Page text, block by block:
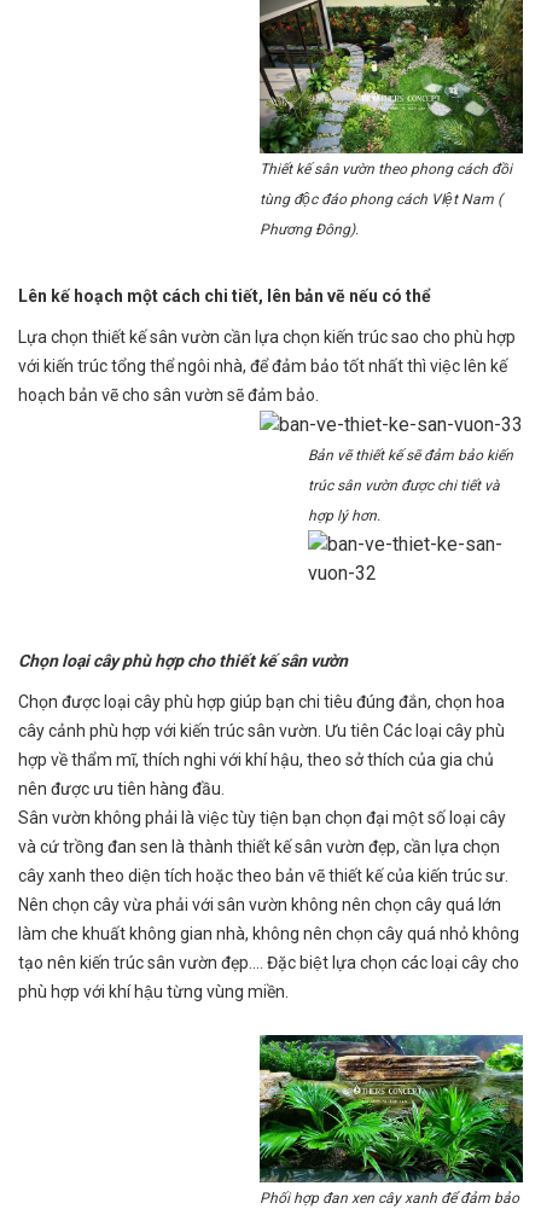
Thiết kế sân vườn theo phong cách đồi
tùng độc đáo phong cách VIệt Nam (
Phương Đông).
Lên kế hoạch một cách chi tiết, lên bản vẽ nếu có thể
Lựa chọn thiết kế sân vườn cần lựa chọn kiến trúc sao cho phù hợp
với kiến trúc tổng thể ngôi nhà, để đảm bảo tốt nhất thì việc lên kế
hoạch bản vẽ cho sân vườn sẽ đảm bảo.
Bản vẽ thiết kế sẽ đảm bảo kiến
trúc sân vườn được chi tiết và
hợp lý hơn.
Chọn loại cây phù hợp cho thiết kế sân vườn
Chọn được loại cây phù hợp giúp bạn chi tiêu đúng đắn, chọn hoa
cây cảnh phù hợp với kiến trúc sân vườn. Ưu tiên Các loại cây phù
hợp về thẩm mĩ, thích nghi với khí hậu, theo sở thích của gia chủ
nên được ưu tiên hàng đầu.
Sân vườn không phải là việc tùy tiện bạn chọn đại một số loại cây
và cứ trồng đan sen là thành thiết kế sân vườn đẹp, cần lựa chọn
cây xanh theo diện tích hoặc theo bản vẽ thiết kế của kiến trúc sư.
Nên chọn cây vừa phải với sân vườn không nên chọn cây quá lớn
làm che khuất không gian nhà, không nên chọn cây quá nhỏ không
tạo nên kiến trúc sân vườn đẹp.... Đặc biệt lựa chọn các loại cây cho
phù hợp với khí hậu từng vùng miền.
Phối hợp đan xen cây xanh để đảm bảo